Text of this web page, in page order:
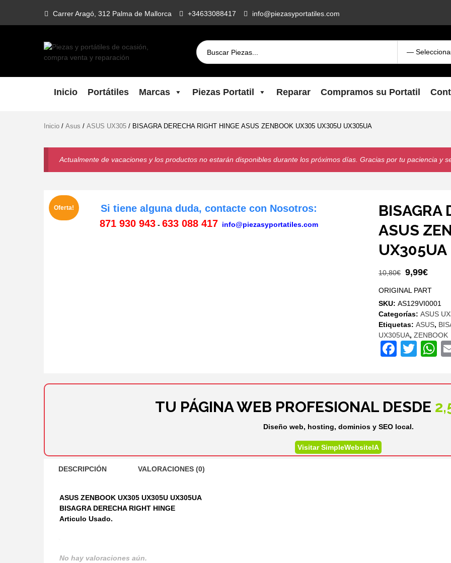
content
Carrer Aragó, 312 Palma de Mallorca +34633088417 info@piezasyportatiles.com
Piezas Y
Portátiles De
Y Reparación
tu portatil, Pantallas, Teclas,
Teclados, Baterías, Carcasas, Placas,
Inicio Portátiles Marcas Piezas Portatil Reparar Compramos su Portatil
Inicio / Asus / ASUS UX305 / BISAGRA DERECHA RIGHT HINGE ASUS ZENBOOK UX305 UX305U UX305UA
Actualmente de vacaciones y los productos no estarán disponibles durante los próximos días. Gracias por tu paciencia y
Oferta!
BISAGRA
ASUS
UX305UA
10,80€ El
original
era:
10,80€.
9,99€
es:
ORIGINAL PART
SKU:AS129VI0001
Categorías:ASUS
Etiquetas:ASUS,
UX305UA,ZENBOOK
Si tiene alguna duda, contacte con Nosotros:
871 930 943- 633 088 417 info@piezasyportatiles.com
TU PÁGINA WEB PROFESIONAL DESDE
Diseño web, hosting, dominios y SEO local.
Visitar SimpleWebsiteIA
DESCRIPCIÓN VALORACIONES (0)
ASUS ZENBOOK UX305 UX305U UX305UA
BISAGRA DERECHA RIGHT HINGE
Articulo Usado.
No hay valoraciones aún.